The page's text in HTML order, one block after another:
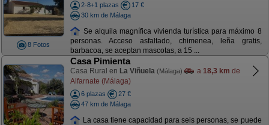
8 Fotos
2-8+1 plazas
17 €
30 km de Málaga
Se alquila magnífica vivienda turística para máximo 8
personas. Acceso asfaltado, chimenea, leña gratis,
barbacoa, se aceptan mascotas, a 15 ...
Casa Pimienta
Casa Rural en La Viñuela (Málaga) a 18,3 km de
Alfarnate (Málaga)
6 plazas
27 €
47 km de Málaga
La casa tiene capacidad para seis personas, se puede